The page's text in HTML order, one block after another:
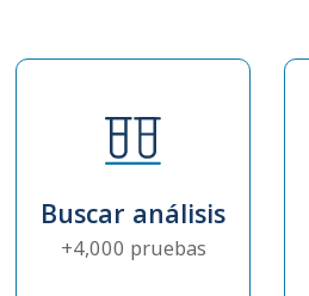
Buscar análisis
+4,000 pruebas